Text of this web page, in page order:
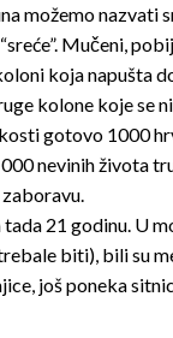
možemo nazvati
Mučeni,
koja napušta
kolone koje se
gotovo 1000
nevinih života
tada 21 godinu. U
biti), bili su
još poneka